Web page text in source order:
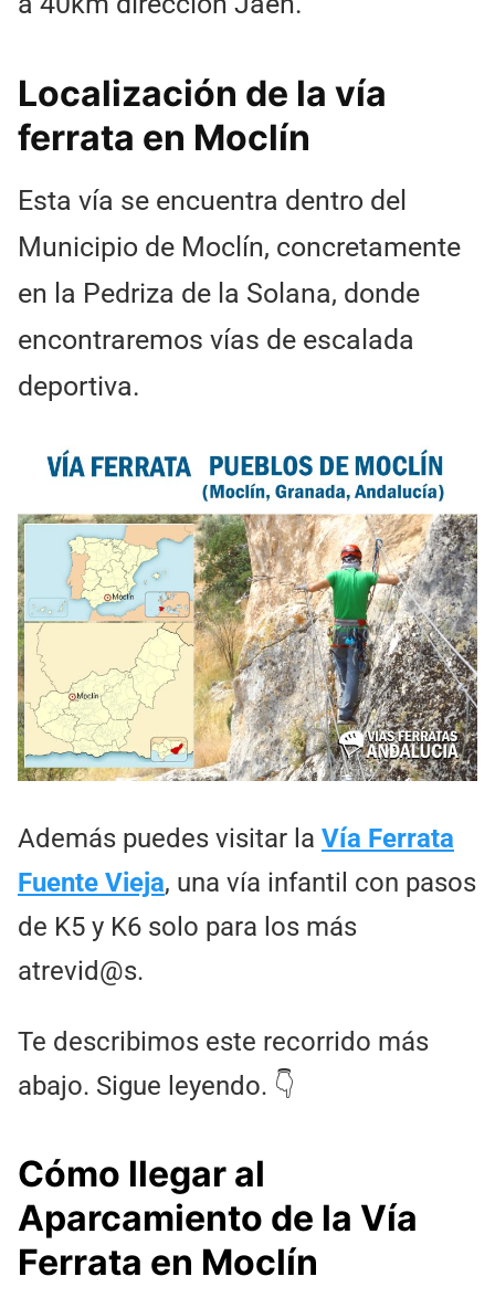
Localización de la vía
ferrata en Moclín
Esta vía se encuentra dentro del
Municipio de Moclín, concretamente
en la Pedriza de la Solana, donde
encontraremos vías de escalada
deportiva.
Además puedes visitar la Vía Ferrata
Fuente Vieja, una vía infantil con pasos
de K5 y K6 solo para los más
atrevid@s.
Te describimos este recorrido más
abajo. Sigue leyendo. 👇
Cómo llegar al
Aparcamiento de la Vía
Ferrata en Moclín